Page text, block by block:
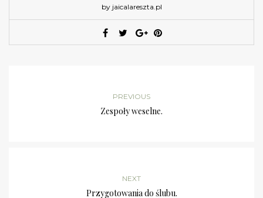
by jaicalareszta.pl
PREVIOUS
Zespoły weselne.
NEXT
Przygotowania do ślubu.